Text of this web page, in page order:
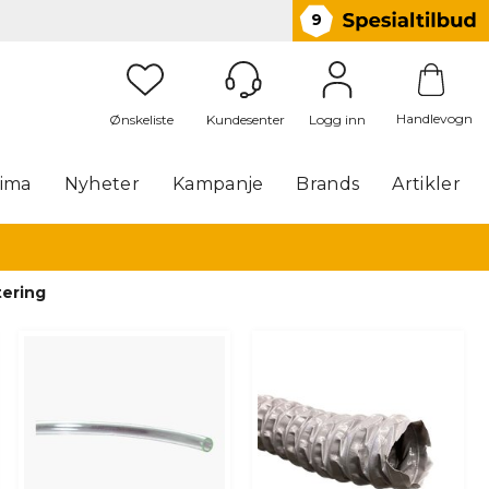
9
Logg inn Handlevogn
Nyheter Kampanje Brands Artikler